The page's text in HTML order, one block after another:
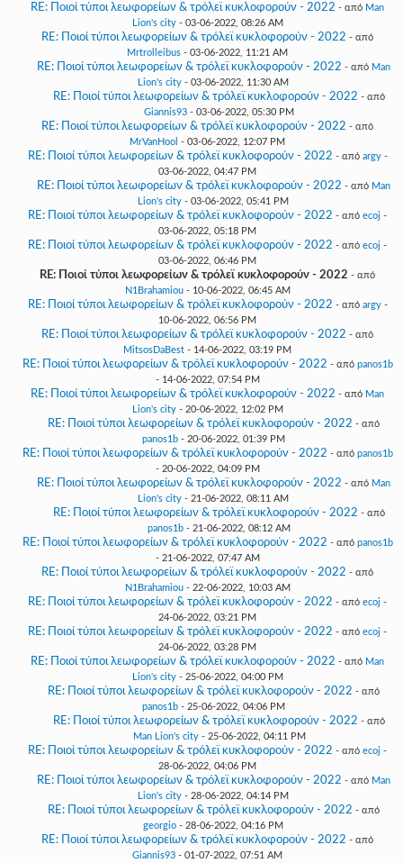
RE: Ποιοί τύποι λεωφορείων & τρόλεϊ κυκλοφορούν - 2022 - από Man
Lion's city- 03-06-2022, 08:26 AM
RE: Ποιοί τύποι λεωφορείων & τρόλεϊ κυκλοφορούν - 2022 - από
Mrtrolleibus - 03-06-2022, 11:21 AM
RE: Ποιοί τύποι λεωφορείων & τρόλεϊ κυκλοφορούν - 2022 - από Man
Lion's city - 03-06-2022, 11:30 AM
RE: Ποιοί τύποι λεωφορείων & τρόλεϊ κυκλοφορούν - 2022 - από
Giannis93 - 03-06-2022, 05:30 PM
RE: Ποιοί τύποι λεωφορείων & τρόλεϊ κυκλοφορούν - 2022 - από
MrVanHool - 03-06-2022, 12:07 PM
RE: Ποιοί τύποι λεωφορείων & τρόλεϊ κυκλοφορούν - 2022 - από argy-
03-06-2022, 04:47 PM
RE: Ποιοί τύποι λεωφορείων & τρόλεϊ κυκλοφορούν - 2022 - από Man
Lion's city - 03-06-2022, 05:41 PM
RE: Ποιοί τύποι λεωφορείων & τρόλεϊ κυκλοφορούν - 2022 - από ecoj -
03-06-2022, 05:18 PM
RE: Ποιοί τύποι λεωφορείων & τρόλεϊ κυκλοφορούν - 2022 - από ecoj -
03-06-2022, 06:46 PM
RE: Ποιοί τύποι λεωφορείων & τρόλεϊ κυκλοφορούν - 2022 - από
N1Brahamiou- 10-06-2022, 06:45 AM
RE: Ποιοί τύποι λεωφορείων & τρόλεϊ κυκλοφορούν - 2022 - από argy-
10-06-2022, 06:56 PM
RE: Ποιοί τύποι λεωφορείων & τρόλεϊ κυκλοφορούν - 2022 - από
MitsosDaBest - 14-06-2022, 03:19 PM
RE: Ποιοί τύποι λεωφορείων & τρόλεϊ κυκλοφορούν - 2022 - από panos1b
- 14-06-2022, 07:54 PM
RE: Ποιοί τύποι λεωφορείων & τρόλεϊ κυκλοφορούν - 2022 - από Man
Lion's city- 20-06-2022, 12:02 PM
RE: Ποιοί τύποι λεωφορείων & τρόλεϊ κυκλοφορούν - 2022 - από
panos1b- 20-06-2022, 01:39 PM
RE: Ποιοί τύποι λεωφορείων & τρόλεϊ κυκλοφορούν - 2022 - από panos1b
- 20-06-2022, 04:09 PM
RE: Ποιοί τύποι λεωφορείων & τρόλεϊ κυκλοφορούν - 2022 - από Man
Lion's city - 21-06-2022, 08:11 AM
RE: Ποιοί τύποι λεωφορείων & τρόλεϊ κυκλοφορούν - 2022 - από
panos1b - 21-06-2022, 08:12 AM
RE: Ποιοί τύποι λεωφορείων & τρόλεϊ κυκλοφορούν - 2022 - από panos1b
- 21-06-2022, 07:47 AM
RE: Ποιοί τύποι λεωφορείων & τρόλεϊ κυκλοφορούν - 2022 - από
N1Brahamiou- 22-06-2022, 10:03 AM
RE: Ποιοί τύποι λεωφορείων & τρόλεϊ κυκλοφορούν - 2022 - από ecoj -
24-06-2022, 03:21 PM
RE: Ποιοί τύποι λεωφορείων & τρόλεϊ κυκλοφορούν - 2022 - από ecoj -
24-06-2022, 03:28 PM
RE: Ποιοί τύποι λεωφορείων & τρόλεϊ κυκλοφορούν - 2022 - από Man
Lion's city- 25-06-2022, 04:00 PM
RE: Ποιοί τύποι λεωφορείων & τρόλεϊ κυκλοφορούν - 2022 - από
panos1b- 25-06-2022, 04:06 PM
RE: Ποιοί τύποι λεωφορείων & τρόλεϊ κυκλοφορούν - 2022 - από
Man Lion's city- 25-06-2022, 04:11 PM
RE: Ποιοί τύποι λεωφορείων & τρόλεϊ κυκλοφορούν - 2022 - από ecoj -
28-06-2022, 04:06 PM
RE: Ποιοί τύποι λεωφορείων & τρόλεϊ κυκλοφορούν - 2022 - από Man
Lion's city - 28-06-2022, 04:14 PM
RE: Ποιοί τύποι λεωφορείων & τρόλεϊ κυκλοφορούν - 2022 - από
georgio - 28-06-2022, 04:16 PM
RE: Ποιοί τύποι λεωφορείων & τρόλεϊ κυκλοφορούν - 2022 - από
Giannis93 - 01-07-2022, 07:51 AM